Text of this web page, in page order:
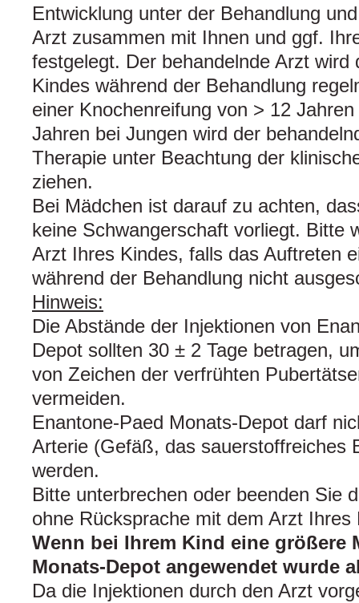
Entwicklung unter der Behandlung
Arzt zusammen mit Ihnen und ggf.
festgelegt. Der behandelnde Arzt wird
Kindes während der Behandlung
einer Knochenreifung von > 12
Jahren bei Jungen wird der
Therapie unter Beachtung der
ziehen.
Bei Mädchen ist darauf zu achten,
keine Schwangerschaft vorliegt. Bitte
Arzt Ihres Kindes, falls das Auftreten
während der Behandlung nicht
Hinweis:
Die Abstände der Injektionen von
Depot sollten 30 ± 2 Tage betragen,
von Zeichen der verfrühten
vermeiden.
Enantone-Paed Monats-Depot darf
Arterie (Gefäß, das sauerstoffreiches
werden.
Bitte unterbrechen oder beenden Sie
ohne Rücksprache mit dem Arzt Ihres
Wenn bei Ihrem Kind eine größere
Monats-Depot angewendet wurde
Da die Injektionen durch den Arzt